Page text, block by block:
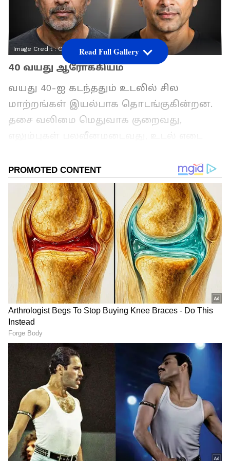
Image Credit :Chatgpt
40 வயது ஆரோக்கியம்
வயது 40-ஐ கடந்ததும் உடலில் சில
மாற்றங்கள் இயல்பாக தொடங்குகின்றன.
தசை வலிமை மெதுவாக குறைவது,
மாற்றங்கள் பலரையும் பாதிக்கக்கூடும்.
ஆனால் இது உடல் சோர்வுக்கான முடிவல்ல.
சரியான வாழ்க்கை முறை மற்றும்
ஒழுங்கான உடற்பயிற்சி இருந்தால், வயது
அதிகரித்தாலும் உடலை ஆரோக்கியமாக
வைத்திருக்க முடியும்.
உலக சுகாதார அமைப்பின்
பரிந்துரைகளின்படி, 40 வயதுக்கு பிறகு
இதய ஆரோக்கியம், தசை வலிமை மற்றும்
எலும்பு பாதுகாப்பை மேம்படுத்தும்
பயிற்சிகளுக்கு கவனம் செலுத்த வேண்டும்.
உடலின் தேவையை புரிந்துகொண்டு
பயிற்சிகளை தேர்வு செய்வது முக்கியம்.
ஏசியாநெட் தமிழ்-ஐ உங்கள் முதன்மைத்
தேர்வாக்குங்கள்
Read Full Gallery